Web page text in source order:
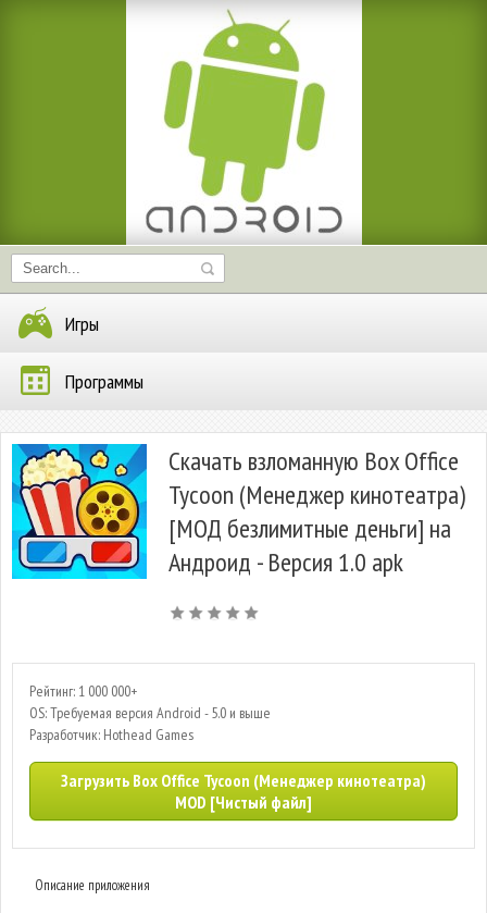
Игры
Программы
Скачать взломанную Box Office
Tycoon (Менеджер кинотеатра)
[МОД безлимитные деньги] на
Андроид - Версия 1.0 apk
Рейтинг: 1 000 000+
OS: Требуемая версия Android - 5.0 и выше
Разработчик: Hothead Games
Загрузить Box Office Tycoon (Менеджер кинотеатра)
MOD [Чистый файл]
Описание приложения